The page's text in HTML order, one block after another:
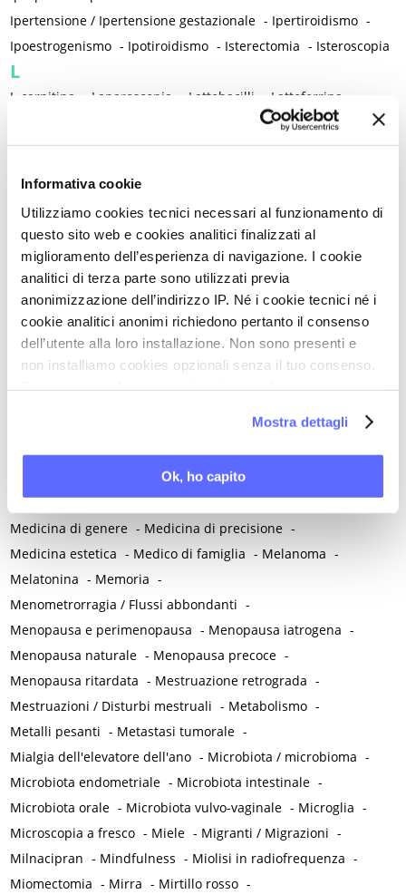
Informativa cookie
Utilizziamo cookies tecnici necessari al funzionamento di
questo sito web e cookies analitici finalizzati al
miglioramento dell’esperienza di navigazione. I cookie
analitici di terza parte sono utilizzati previa
anonimizzazione dell’indirizzo IP. Né i cookie tecnici né i
cookie analitici anonimi richiedono pertanto il consenso
dell’utente alla loro installazione. Non sono presenti e
non installiamo cookies opzionali senza il tuo consenso.
Mostra dettagli
Ok, ho capito
Ipertensione / Ipertensione gestazionale - Ipertiroidismo -
Ipoestrogenismo - Ipotiroidismo - Isterectomia - Isteroscopia
L
L-carnitina Laparoscopia Lattobacilli Lattoferrina
Lesioni intraepiteliali squamose di alto grado della vulva -
Lupus eritematoso sistemico
Luteolina Lutto
M
Magnesio -Mal di schiena -Malattia infiammatoria cronica
Malattia infiammatoria pelvica -Malattia reumatica -
Malattie allergiche - Malattie autoimmuni -
Malattie infiammatorie intestinali
Malattie reumatiche -
Malattie sessualmente trasmesse -Malnutrizione -
Manovra di Kristeller -
Mastalgia ciclica -Mastectomia -Mastociti -
Medicina di genere - Medicina di precisione -
Medicina estetica - Medico di famiglia - Melanoma -
Melatonina - Memoria -
Menometrorragia / Flussi abbondanti -
Menopausa e perimenopausa - Menopausa iatrogena -
Menopausa naturale - Menopausa precoce -
Menopausa ritardata - Mestruazione retrograda -
Mestruazioni / Disturbi mestruali - Metabolismo -
Metalli pesanti - Metastasi tumorale -
Mialgia dell'elevatore dell'ano - Microbiota / microbioma -
Microbiota endometriale - Microbiota intestinale -
Microbiota orale - Microbiota vulvo-vaginale - Microglia -
Microscopia a fresco - Miele - Migranti / Migrazioni -
Milnacipran - Mindfulness - Miolisi in radiofrequenza -
Miomectomia - Mirra - Mirtillo rosso -